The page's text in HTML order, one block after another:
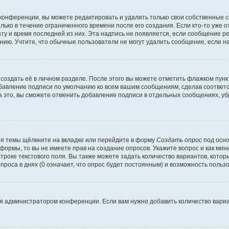
вы можете редактировать и удалять только свои
в течение ограниченного времени после его создания. Если кто-то
и время последней из них. Эта надпись не появляется, если сообщение
Учтите, что обычные пользователи не могут удалить сообщение, если
её в личном разделе. После этого вы можете отметить флажком
подписи по умолчанию ко всем вашим сообщениям, сделав
вы сможете отменить добавление подписи в отдельных сообщениях,
темы щёлкните на вкладке или перейдите в форму Создать опрос под
то вы не имеете прав на создание опросов. Укажите вопрос и как
текстового поля. Вы также можете задать количество вариантов,
в днях (0 означает, что опрос будет постоянным) и возможность
администратором конференции. Если вам нужно добавить количество